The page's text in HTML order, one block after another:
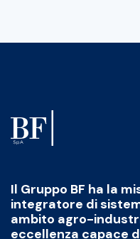
Il Gruppo BF ha la
integratore di
ambito agro-
eccellenza capace